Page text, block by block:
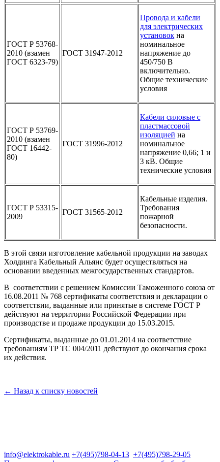
ГОСТ Р 53768-
2010 (взамен
ГОСТ 6323-79)
ГОСТ 31947-2012
Провода и кабели
для электрических
установок на
номинальное
напряжение до
450/750 В
включительно.
Общие технические
условия
ГОСТ Р 53769-
2010 (взамен
ГОСТ 16442-
80)
ГОСТ 31996-2012
Кабели силовые с
пластмассовой
изоляцией на
номинальное
напряжение 0,66; 1 и
3 кВ. Общие
технические условия
ГОСТ Р 53315-
2009
ГОСТ 31565-2012
Кабельные изделия.
Требования
пожарной
безопасности.
В этой связи изготовление кабельной продукции на заводах
Холдинга Кабельный Альянс будет осуществляться на
основании введенных межгосударственных стандартов.
В соответствии с решением Комиссии Таможенного союза от
16.08.2011 № 768 сертификаты соответствия и декларации о
соответствии, выданные или принятые в системе ГОСТ Р
действуют на территории Российской Федерации при
производстве и продаже продукции до 15.03.2015.
Сертификаты, выданные до 01.01.2014 на соответствие
требованиям ТР ТС 004/2011 действуют до окончания срока
их действия.
← Назад к списку новостей
info@elektrokable.ru +7(495)798-04-13 +7(495)798-29-05